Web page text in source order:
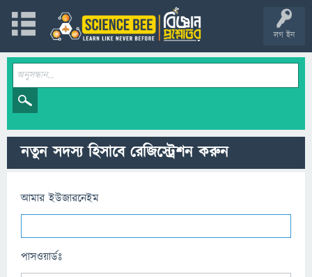
লগ ইন
নতুন সদস্য হিসাবে রেজিস্ট্রেশন করুন
আমার ইউজারনেইম
পাসওয়ার্ডঃ